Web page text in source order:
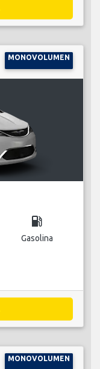
MONOVOLUMEN
local_gas_station
Gasolina
MONOVOLUMEN